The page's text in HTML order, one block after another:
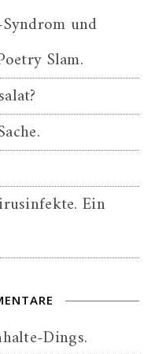
und
Slam.
Ein
Dings.